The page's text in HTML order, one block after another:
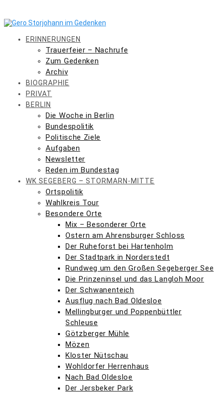
content
ERINNERUNGEN
Trauerfeier – Nachrufe
Zum Gedenken
Archiv
BIOGRAPHIE
PRIVAT
BERLIN
Die Woche in Berlin
Bundespolitik
Politische Ziele
Aufgaben
Newsletter
Reden im Bundestag
WK SEGEBERG – STORMARN-MITTE
Ortspolitik
Wahlkreis Tour
Besondere Orte
Mix – Besonderer Orte
Ostern am Ahrensburger Schloss
Der Ruheforst bei Hartenholm
Der Stadtpark in Norderstedt
Rundweg um den Großen Segeberger See
Die Prinzeninsel und das Langloh Moor
Der Schwanenteich
Ausflug nach Bad Oldesloe
Mellingburger und Poppenbüttler
Schleuse
Götzberger Mühle
Mözen
Kloster Nütschau
Wohldorfer Herrenhaus
Nach Bad Oldesloe
Der Jersbeker Park